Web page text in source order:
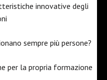
innovative degli
sempre più persone?
per la propria formazione